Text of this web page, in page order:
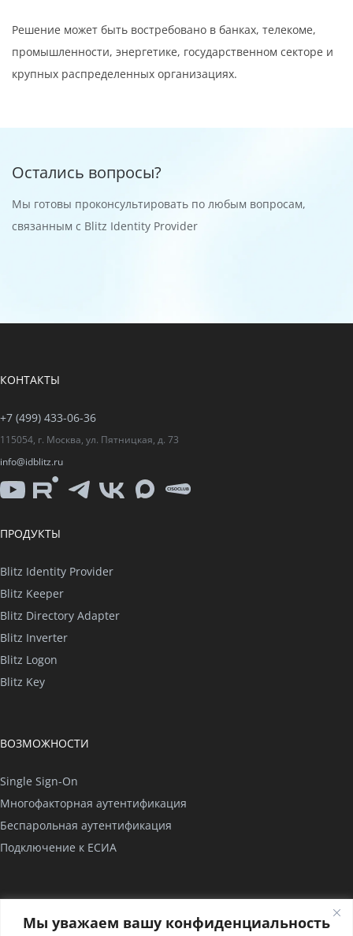
Мы уважаем вашу конфиденциальность
Решение может быть востребовано в банках, телекоме,
промышленности, энергетике, государственном секторе и
крупных распределенных организациях.
Остались вопросы?
Мы готовы проконсультировать по любым вопросам,
связанным с Blitz Identity Provider
КОНТАКТЫ
+7 (499) 433-06-36
115054, г. Москва, ул. Пятницкая, д. 73
info@idblitz.ru
YouTubeRutubeTelegram
VK Max
CISO
ПРОДУКТЫ
Blitz Identity Provider
Blitz Keeper
Blitz Directory Adapter
Blitz Inverter
Blitz Logon
Blitz Key
ВОЗМОЖНОСТИ
Single Sign-On
Многофакторная аутентификация
Беспарольная аутентификация
Подключение к ЕСИА